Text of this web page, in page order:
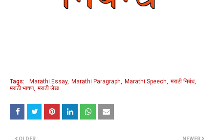
Tags: Marathi Essay Marathi Paragraph Marathi Speech
मराठी निबंध
मराठी भाषण मराठी लेख